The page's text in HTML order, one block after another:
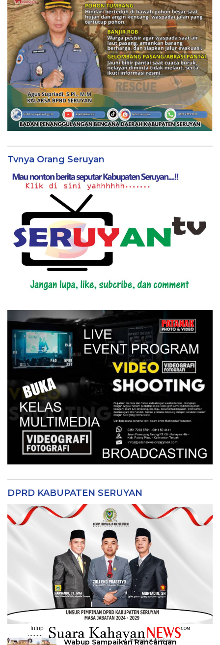
Tvnya Orang Seruyan
DPRD KABUPATEN SERUYAN
Wabup Sampaikan Rancangan
tutup
..........